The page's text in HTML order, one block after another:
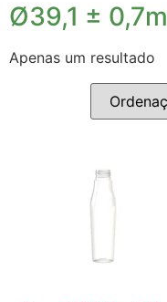
Ø39,1 ±
Apenas um resultado